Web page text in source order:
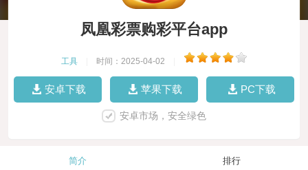
凤凰彩票购彩平台app
工具 时间：2025-04-02
安卓下载 苹果下载 PC下载
安卓市场，安全绿色
简介 排行